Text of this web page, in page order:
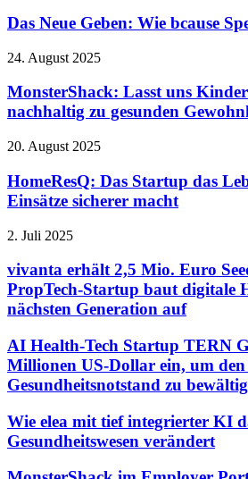
Das Neue Geben: Wie bcause
24. August 2025
MonsterShack: Lasst uns
nachhaltig zu gesunden
20. August 2025
HomeResQ: Das Startup das
Einsätze sicherer macht
2. Juli 2025
vivanta erhält 2,5 Mio. Euro
PropTech-Startup baut digitale
nächsten Generation auf
AI Health-Tech Startup TERN
Millionen US-Dollar ein, um den
Gesundheitsnotstand zu
Wie elea mit tief integrierter KI
Gesundheitswesen verändert